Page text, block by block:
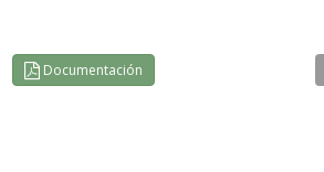
Documentación